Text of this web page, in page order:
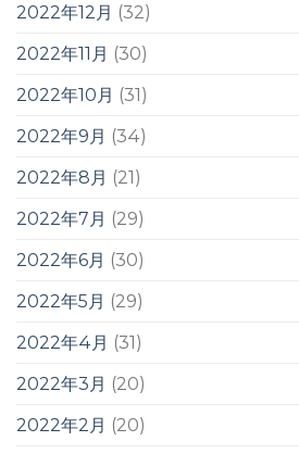
2022年12月 (32)
2022年11月 (30)
2022年10月 (31)
2022年9月 (34)
2022年8月 (21)
2022年7月 (29)
2022年6月 (30)
2022年5月 (29)
2022年4月 (31)
2022年3月 (20)
2022年2月 (20)